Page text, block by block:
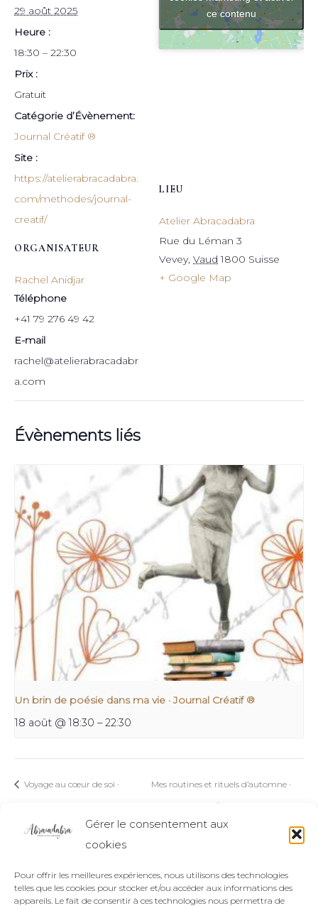
Gérer le consentement aux
cookies
Pour offrir les meilleures expériences, nous utilisons des technologies
telles que les cookies pour stocker et/ou accéder aux informations des
appareils. Le fait de consentir à ces technologies nous permettra de
29 août 2025
Heure :
18:30 – 22:30
Prix :
Gratuit
Catégorie d’Évènement:
Journal Créatif ®
Site :
https://atelierabracadabra.
com/methodes/journal-
creatif/
ORGANISATEUR
Rachel Anidjar
Téléphone
+41 79 276 49 42
E-mail
rachel@atelierabracadabr
a.com
LIEU
Atelier Abracadabra
Rue du Léman 3
Vevey, Vaud 1800 Suisse
+ Google Map
ce contenu
Évènements liés
Un brin de poésie dans ma vie · Journal Créatif ®
18 août @ 18:30 – 22:30
Voyage au cœur de soi · Mes routines et rituels d’automne ·